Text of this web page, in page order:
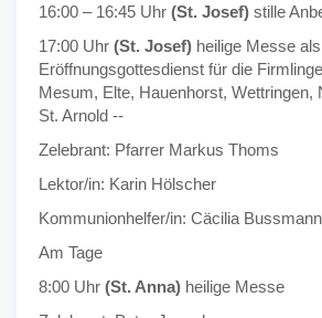
16:00 – 16:45 Uhr (St. Josef) stille
17:00 Uhr (St. Josef) heilige Messe als
Eröffnungsgottesdienst für die
Mesum, Elte, Hauenhorst, Wettringen,
St. Arnold --
Zelebrant: Pfarrer Markus Thoms
Lektor/in: Karin Hölscher
Kommunionhelfer/in: Cäcilia Bussmann
Am Tage
8:00 Uhr (St. Anna) heilige Messe